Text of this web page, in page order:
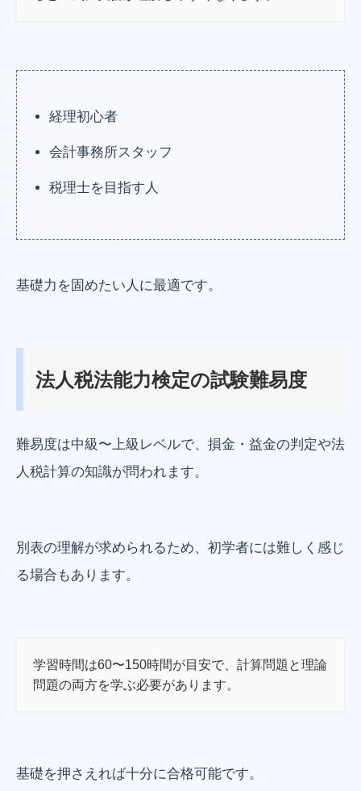
経理初心者
会計事務所スタッフ
税理士を目指す人
基礎力を固めたい人に最適です。
法人税法能力検定の試験難易度
難易度は中級〜上級レベルで、損金・益金の判定や法
人税計算の知識が問われます。
別表の理解が求められるため、初学者には難しく感じ
る場合もあります。
学習時間は60〜150時間が目安で、計算問題と理論
問題の両方を学ぶ必要があります。
基礎を押さえれば十分に合格可能です。